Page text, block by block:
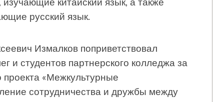
русский язык.
Измалков поприветствовал
и студентов партнерского колледжа за
проекта «Межкультурные
сотрудничества и дружбы между